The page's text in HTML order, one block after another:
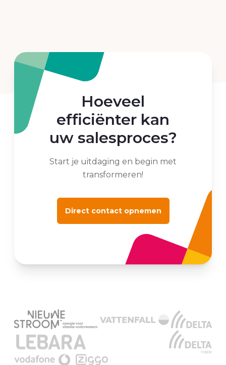
Hoeveel
efficiënter kan
uw salesproces?
Start je uitdaging en begin met
transformeren!
Direct contact opnemen